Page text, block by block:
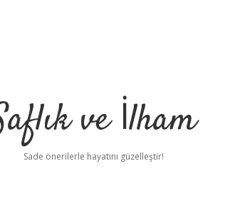
ve İlham
Sade önerilerle hayatını güzelleştir!